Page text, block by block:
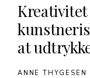
at
ANNE THYGESEN